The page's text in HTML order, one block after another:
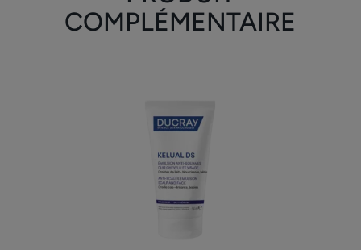
COMPLÉMENTAIRE
anti-